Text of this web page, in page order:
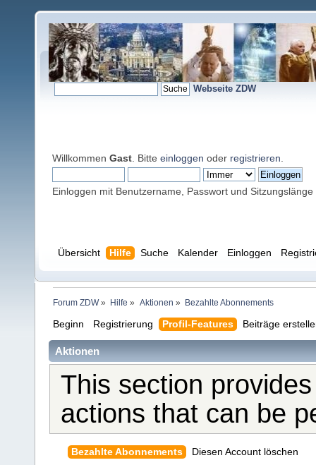
Webseite ZDW
Willkommen Gast . Bitte einloggen oder registrieren
Einloggen mit Benutzername, Passwort und Sitzungslänge
Übersicht Hilfe Suche Kalender Einloggen
Forum ZDW» Hilfe » Aktionen » Bezahlte Abonnements
Beginn Registrierung Profil-Features Beiträge
Aktionen
This section
actions that can be
Bezahlte Abonnements Diesen Account löschen